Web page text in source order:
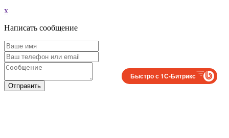
x
Написать сообщение
Отправить
Быстро с 1С-Битрикс